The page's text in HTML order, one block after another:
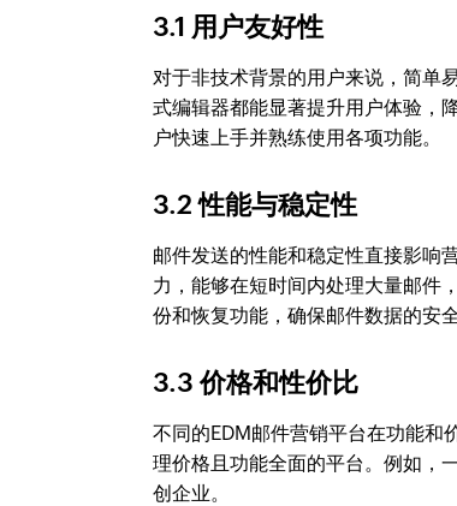
3.1 用户友好性
对于非技术背景的用户来说，简单
式编辑器都能显著提升用户体验，
户快速上手并熟练使用各项功能。
3.2 性能与稳定性
邮件发送的性能和稳定性直接影响
力，能够在短时间内处理大量邮件
份和恢复功能，确保邮件数据的安全
3.3 价格和性价比
不同的EDM邮件营销平台在功能和
理价格且功能全面的平台。例如，
创企业。